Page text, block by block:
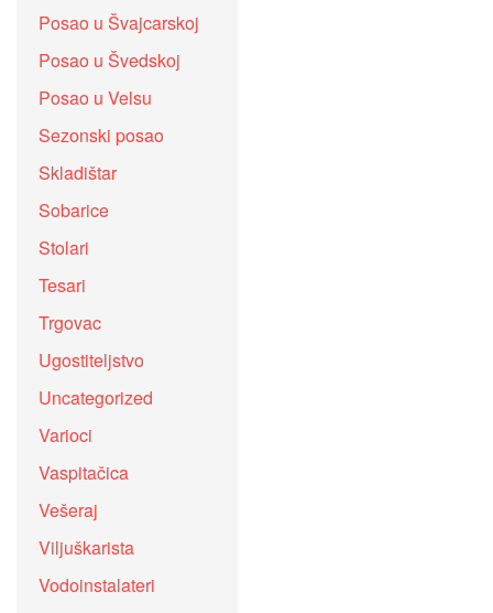
Posao u Švajcarskoj
Posao u Švedskoj
Posao u Velsu
Sezonski posao
Skladištar
Sobarice
Stolari
Tesari
Trgovac
Ugostiteljstvo
Uncategorized
Varioci
Vaspitačica
Vešeraj
Viljuškarista
Vodoinstalateri